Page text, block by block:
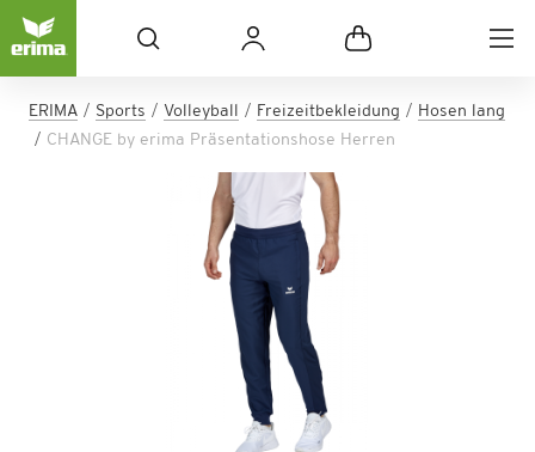
ERIMA Sports Volleyball Freizeitbekleidung
Hosen lang
CHANGE by erima Präsentationshose Herren